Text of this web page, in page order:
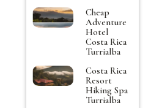
Cheap
Adventure
Hotel
Costa Rica
Turrialba
Costa Rica
Resort
Hiking Spa
Turrialba